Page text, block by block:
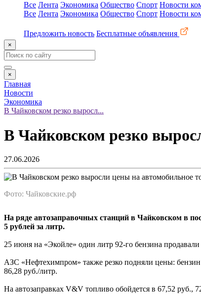
Все Лента Экономика Общество Спорт Новости
Все Лента Экономика Общество Спорт Новости
Предложить новость Бесплатные объявления
×
×
Главная
Новости
Экономика
В Чайковском резко выросл...
В Чайковском резко
27.06.2026
Фото: Чайковские.рф
На ряде автозаправочных станций в Чайковском в
5 рублей за литр.
25 июня на «Экойле» один литр 92-го бензина
АЗС «Нефтехимпром» также резко подняли цены:
86,28 руб./литр.
На автозаправках V&V топливо обойдется в 67,52 руб.,